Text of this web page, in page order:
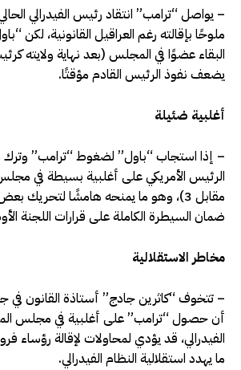
– يواصل “ترامب” انتقاد رئيس الفيدرالي
ملوحًا بإقالته رغم العراقيل القانونية، لكن
يضعف نفوذ الرئيس القادم مؤقتًا.
أغلبية ضئيلة
– إذا استجاب “باول” لضغوط “ترامب”
مقابل 3)، وهو ما يمنحه هامشًا لتحريك
ضمان السيطرة الكاملة على قرارات اللجنة
مخاطر الاستقلالية
– تتخوف “كاثرين جادج” أستاذة القانون في
أن حصول “ترامب” على أغلبية في مجلس
الفيدرالي، قد يؤدي لمحاولات لإقالة رؤساء
ما يهدد استقلالية النظام الفيدرالي.